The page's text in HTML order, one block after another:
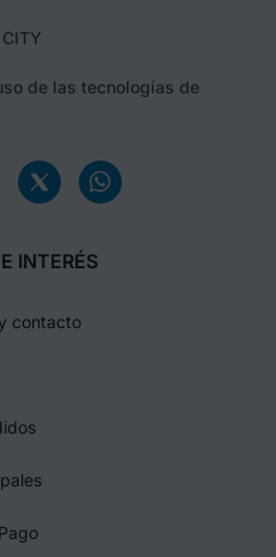
de las tecnologías de
INTERÉS
contacto